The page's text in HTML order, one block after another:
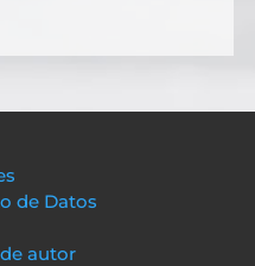
de Datos
autor